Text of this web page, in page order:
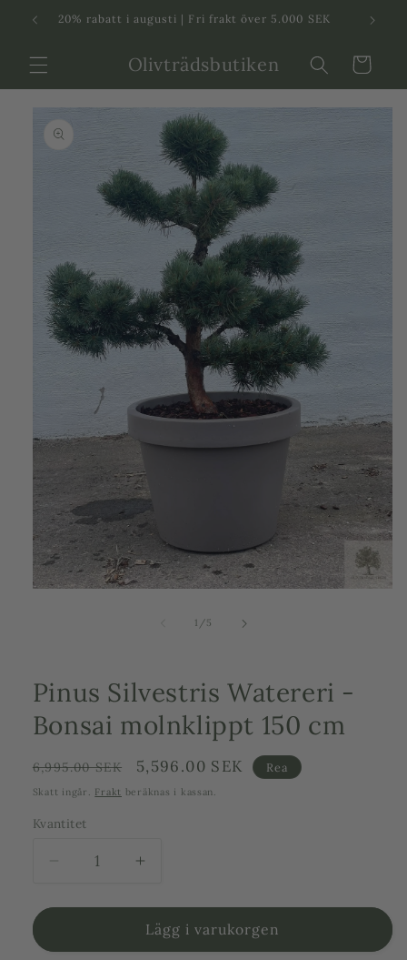
Svenska Dansk
20% rabatt i augusti | Fri frakt över 5.000 SEK
Olivträdsbutiken Varukorg
vidare till
1 /av5
Pinus Silvestris Watereri -
Bonsai molnklippt 150 cm
Ordinarie
pris
6,995.00 SEK Försäljningspris
5,596.00 SEK Rea
Skatt ingår. Frakt beräknas i kassan.
Kvantitet
Minska
för
Silvestris
Öka
för
Pinus
Silvestris
Lägg i varukorgen